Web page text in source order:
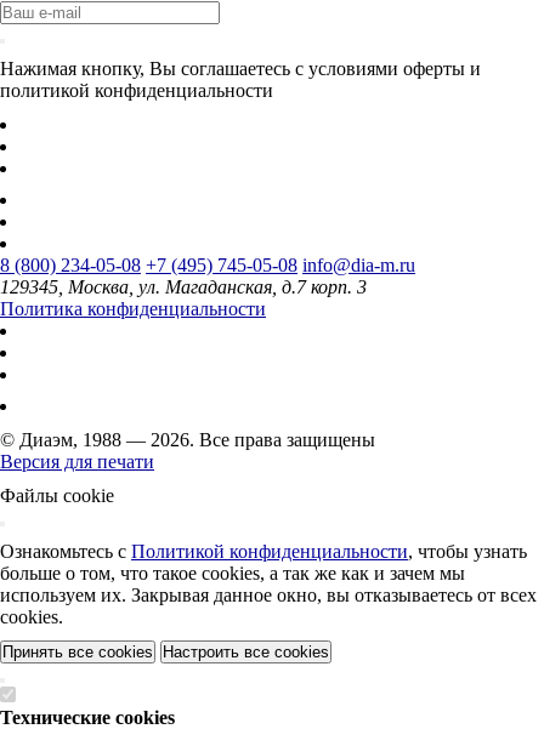
Нажимая кнопку, Вы соглашаетесь с условиями оферты и
политикой конфиденциальности
8 (800) 234-05-08 +7 (495) 745-05-08 info@dia-m.ru
129345, Москва, ул. Магаданская, д.7 корп. 3
Политика конфиденциальности
© Диаэм, 1988 — 2026. Все права защищены
Версия для печати
Файлы cookie
Ознакомьтесь с Политикой конфиденциальности, чтобы узнать
больше о том, что такое cookies, а так же как и зачем мы
используем их. Закрывая данное окно, вы отказываетесь от всех
cookies.
Принять все cookies Настроить все cookies
Технические cookies